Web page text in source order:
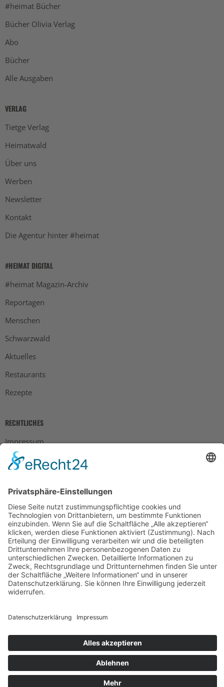
#heimat Bücher
Bücher Olivia Verlag
Abo
Bücher
Alle Ausgaben
VERLAG
Tietge Verlag
Heimatwald
Über uns
Werben
Newsletter
Kontakt
Die Agentur hinter #heimat
#HEIMAT DIGITAL
#heimat Magazin-Archiv
Reportagen
Menschen
Schwarzwald
Aktuelles
Restaurants
Rezepte
RECHTLICHES
Impressum
Datenschutz
Widerrufsbelehrung
Bankdaten
© 2026 Tietge GmbH, Wilhelmstraße 31, 77654 Offenburg – Alle Rechte
vorbehalten. *Preisangaben inkl. gesetzl. MwSt. und zzgl.
Versandkosten.